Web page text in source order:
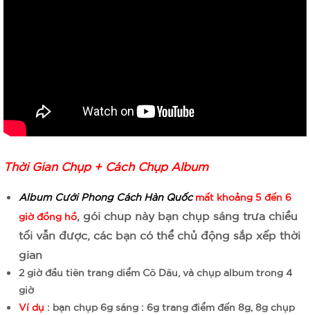
Thời Gian Chụp +Cách Chụp Album
Album Cưới Phong Cách Hàn Quốcmất khoảng 5 đến 6
giờ đồng hồ, gói chup này bạn chụp sáng trưa chiều
tối vẫn được, các bạn có thể chủ động sắp xếp thời
gian
2 giờ đầu tiên trang diểm Cô Dâu, và chụp album trong 4
giờ
Ví dụ : bạn chụp 6g sáng : 6g trang điểm đến 8g, 8g chụp